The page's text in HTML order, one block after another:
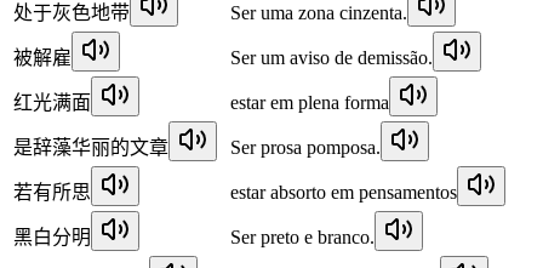
处于灰色地带 Ser uma zona cinzenta.
被解雇 Ser um aviso de demissão.
红光满面 estar em plena forma
是辞藻华丽的文章 Ser prosa pomposa.
若有所思 estar absorto em pensamentos
黑白分明 Ser preto e branco.